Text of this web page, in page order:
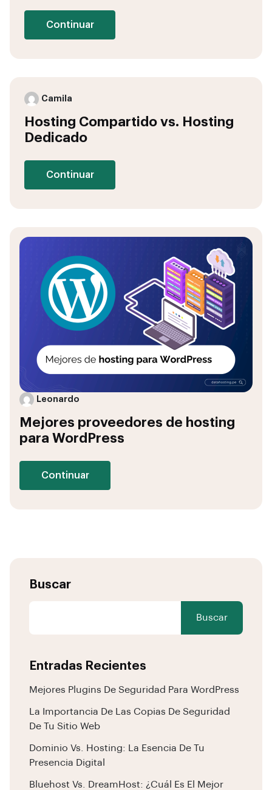
Continuar
Camila
Hosting Compartido vs. Hosting
Dedicado
Continuar
Leonardo
Mejores proveedores de hosting
para WordPress
Continuar
Buscar
Buscar
Entradas Recientes
Mejores Plugins De Seguridad Para WordPress
La Importancia De Las Copias De Seguridad
De Tu Sitio Web
Dominio Vs. Hosting: La Esencia De Tu
Presencia Digital
Bluehost Vs. DreamHost: ¿Cuál Es El Mejor